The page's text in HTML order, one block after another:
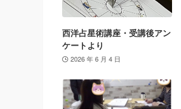
西洋占星術講座・受講後アン
ケートより
2026 年 6 月 4 日